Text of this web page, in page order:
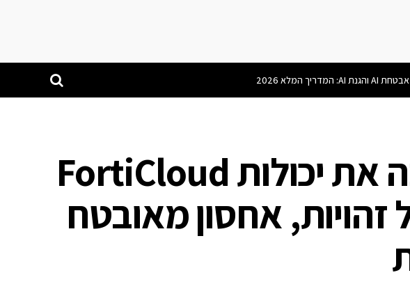
אבטחת AI והגנת AI: המדריך המלא 2026
פורטינט מרחיבה את יכולות FortiCloud
זהויות, אחסון מאובטח